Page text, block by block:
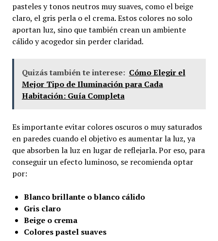
pasteles y tonos neutros muy suaves, como el beige
claro, el gris perla o el crema. Estos colores no solo
aportan luz, sino que también crean un ambiente
cálido y acogedor sin perder claridad.
Quizás también te interese: Cómo Elegir el
Mejor Tipo de Iluminación para Cada
Habitación: Guía Completa
Es importante evitar colores oscuros o muy saturados
en paredes cuando el objetivo es aumentar la luz, ya
que absorben la luz en lugar de reflejarla. Por eso, para
conseguir un efecto luminoso, se recomienda optar
por:
Blanco brillante o blanco cálido
Gris claro
Beige o crema
Colores pastel suaves